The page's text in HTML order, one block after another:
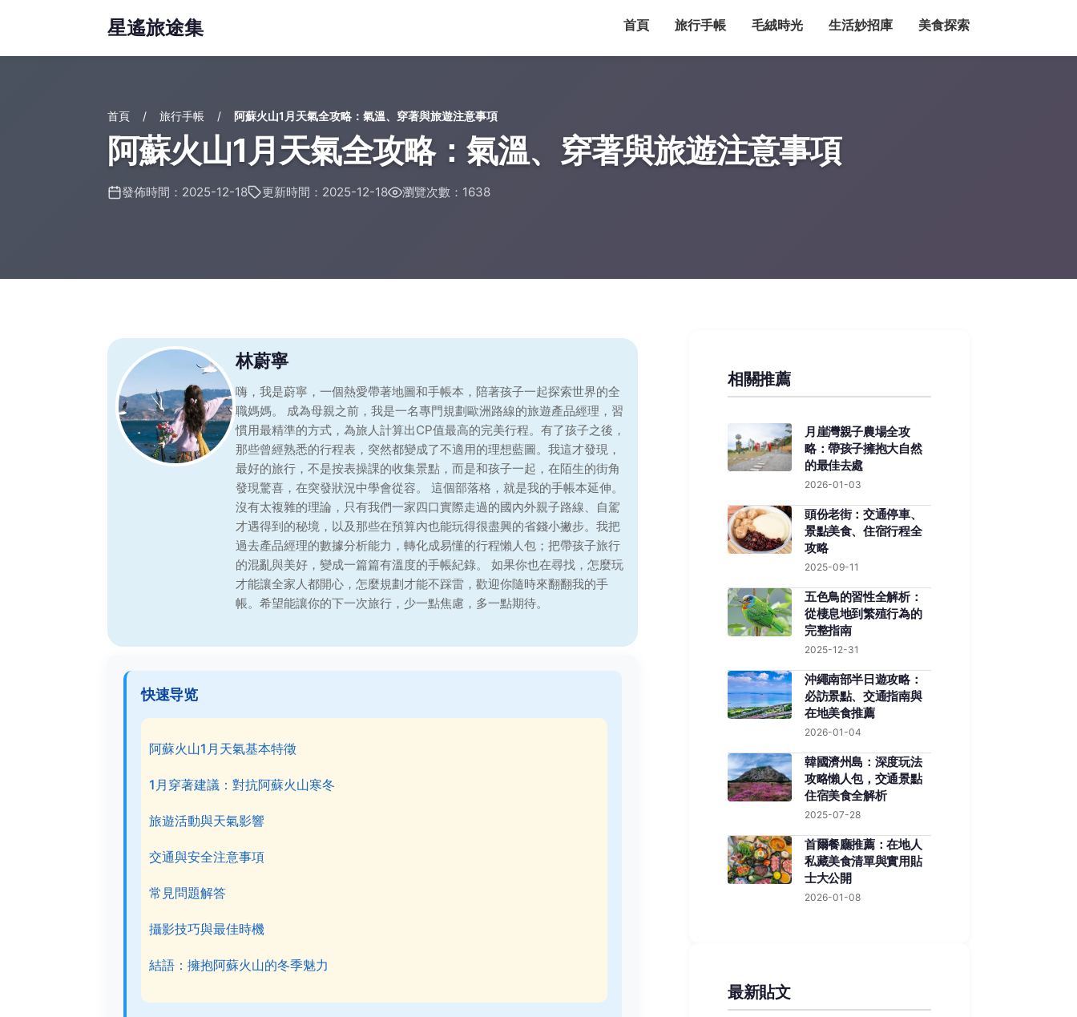
星遙旅途集 首頁 旅行手帳 毛絨時光 生活妙招庫 美食探索
首頁 旅行手帳 阿蘇火山1月天氣全攻略：氣溫、穿著與旅遊注意事項
阿蘇火山1月天氣全攻略：氣溫、穿著與旅遊注意事項
發佈時間：2025-12-18 更新時間：2025-12-18 瀏覽次數：1638
林蔚寧
嗨，我是蔚寧，一個熱愛帶著地圖和手帳本，陪著孩子一起探索世界的全
職媽媽。 成為母親之前，我是一名專門規劃歐洲路線的旅遊產品經理，習
慣用最精準的方式，為旅人計算出CP值最高的完美行程。有了孩子之後，
那些曾經熟悉的行程表，突然都變成了不適用的理想藍圖。我這才發現，
最好的旅行，不是按表操課的收集景點，而是和孩子一起，在陌生的街角
發現驚喜，在突發狀況中學會從容。 這個部落格，就是我的手帳本延伸。
沒有太複雜的理論，只有我們一家四口實際走過的國內外親子路線、自駕
才遇得到的秘境，以及那些在預算內也能玩得很盡興的省錢小撇步。我把
過去產品經理的數據分析能力，轉化成易懂的行程懶人包；把帶孩子旅行
的混亂與美好，變成一篇篇有溫度的手帳紀錄。 如果你也在尋找，怎麼玩
才能讓全家人都開心，怎麼規劃才能不踩雷，歡迎你隨時來翻翻我的手
帳。希望能讓你的下一次旅行，少一點焦慮，多一點期待。
快速导览
阿蘇火山1月天氣基本特徵
1月穿著建議：對抗阿蘇火山寒冬
旅遊活動與天氣影響
交通與安全注意事項
常見問題解答
攝影技巧與最佳時機
結語：擁抱阿蘇火山的冬季魅力
相關推薦
月崖灣親子農場全攻
略：帶孩子擁抱大自然
的最佳去處
2026-01-03
頭份老街：交通停車、
景點美食、住宿行程全
攻略
2025-09-11
五色鳥的習性全解析：
從棲息地到繁殖行為的
完整指南
2025-12-31
沖繩南部半日遊攻略：
必訪景點、交通指南與
在地美食推薦
2026-01-04
韓國濟州島：深度玩法
攻略懶人包，交通景點
住宿美食全解析
2025-07-28
首爾餐廳推薦：在地人
私藏美食清單與實用貼
士大公開
2026-01-08
最新貼文